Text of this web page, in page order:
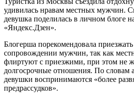
удивилась нравам местных мужчин.
девушка поделилась в личном блоге
«Яндекс.Дзен».
Блогерша порекомендовала
сопровождении мужчин, так как
флиртуют с приезжими, при этом не
долгосрочные отношения. По словам
девушки воспринимаются «более
предрассудков».